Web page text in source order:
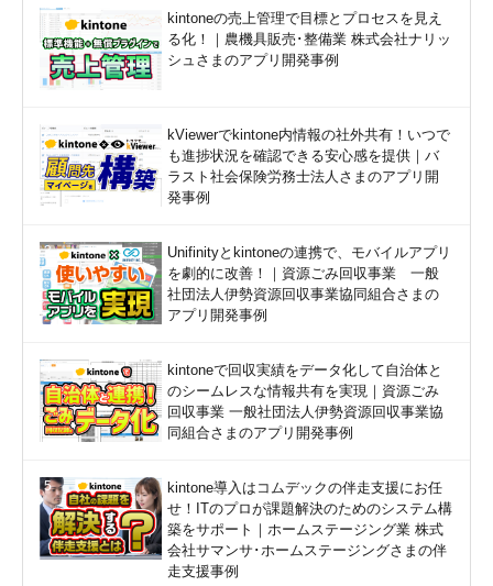
kintoneの売上管理で目標とプロセスを見え
る化！｜農機具販売･整備業 株式会社ナリッ
シュさまのアプリ開発事例
kViewerでkintone内情報の社外共有！いつで
も進捗状況を確認できる安心感を提供｜バ
ラスト社会保険労務士法人さまのアプリ開
発事例
Unifinityとkintoneの連携で、モバイルアプリ
を劇的に改善！｜資源ごみ回収事業 一般
社団法人伊勢資源回収事業協同組合さまの
アプリ開発事例
kintoneで回収実績をデータ化して自治体と
のシームレスな情報共有を実現｜資源ごみ
回収事業 一般社団法人伊勢資源回収事業協
同組合さまのアプリ開発事例
kintone導入はコムデックの伴走支援にお任
せ！ITのプロが課題解決のためのシステム構
築をサポート｜ホームステージング業 株式
会社サマンサ･ホームステージングさまの伴
走支援事例